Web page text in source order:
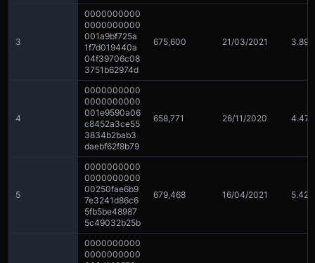
3
0000000000
0000000000
001a9bf725a
1f7d019440a
04f39706c08
3751b62974d
675,600 21/03/2021
4
0000000000
0000000000
001e9590a06
c8452a3ce55
3834b2bab3
daebf62f8b79
658,771 26/11/2020
5
0000000000
0000000000
00250fae6b9
7e3241d86c6
5fb5be48987
5c49032b25b
679,468 16/04/2021
0000000000
0000000000